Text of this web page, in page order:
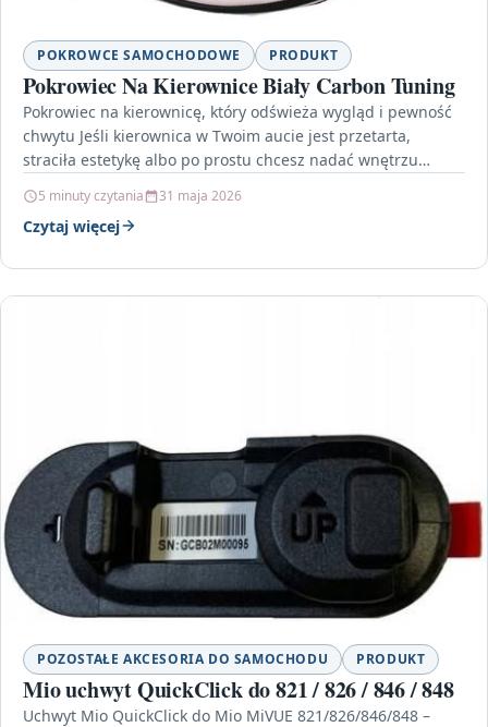
POKROWCE SAMOCHODOWE PRODUKT
Pokrowiec Na Kierownice Biały Carbon Tuning
Pokrowiec na kierownicę, który odświeża wygląd i pewność
chwytu Jeśli kierownica w Twoim aucie jest przetarta,
straciła estetykę albo po prostu chcesz nadać wnętrzu…
5 minuty czytania 31 maja 2026
Czytaj więcej
POZOSTAŁE AKCESORIA DO SAMOCHODU PRODUKT
Mio uchwyt QuickClick do 821 / 826 / 846 / 848
Uchwyt Mio QuickClick do Mio MiVUE 821/826/846/848 –